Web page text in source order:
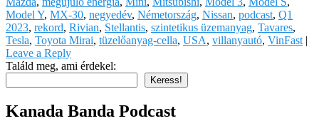
Model Y, MX-30, negyedév, Németország, Nissan, podcast, Q1
2023, rekord, Rivian, Stellantis, szintetikus üzemanyag, Tavares,
Tesla, Toyota Mirai, tüzelőanyag-cella, USA, villanyautó, VinFast |
Leave a Reply
Találd meg, ami érdekel:
Keress!
Kanada Banda Podcast